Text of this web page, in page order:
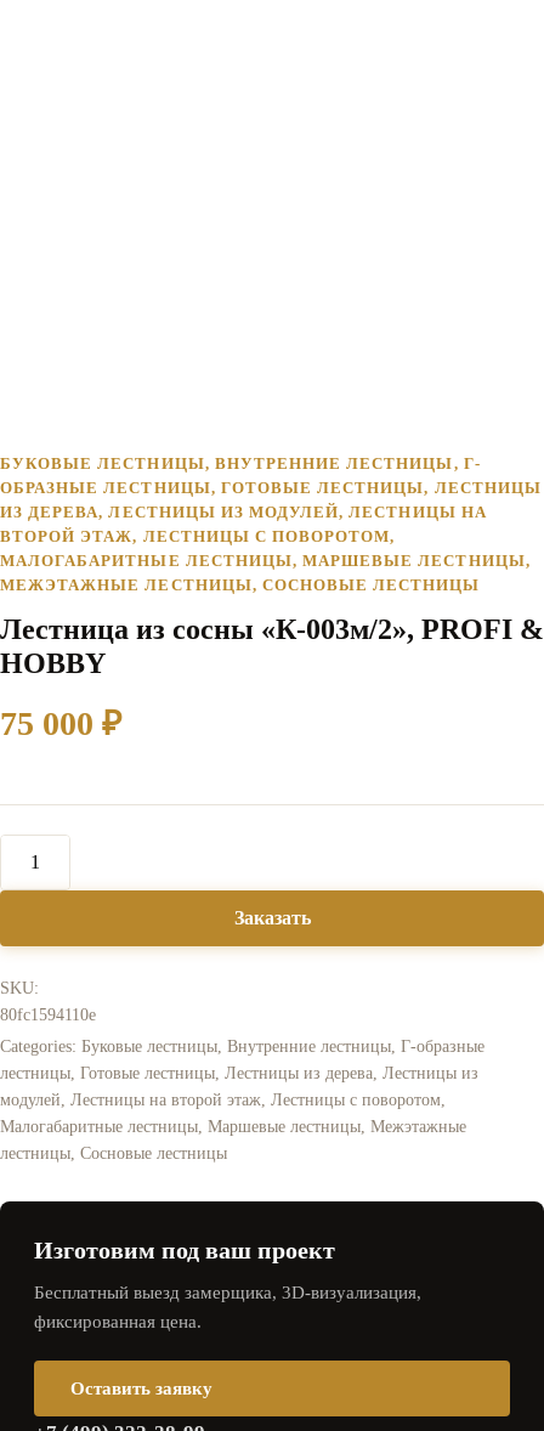
БУКОВЫЕ ЛЕСТНИЦЫ, ВНУТРЕННИЕ ЛЕСТНИЦЫ, Г-
ОБРАЗНЫЕ ЛЕСТНИЦЫ, ГОТОВЫЕ ЛЕСТНИЦЫ, ЛЕСТНИЦЫ
ИЗ ДЕРЕВА,ЛЕСТНИЦЫ ИЗ МОДУЛЕЙ,ЛЕСТНИЦЫ НА
ВТОРОЙ ЭТАЖ, ЛЕСТНИЦЫ С ПОВОРОТОМ,
МАЛОГАБАРИТНЫЕ ЛЕСТНИЦЫ,МАРШЕВЫЕ ЛЕСТНИЦЫ,
МЕЖЭТАЖНЫЕ ЛЕСТНИЦЫ, СОСНОВЫЕ ЛЕСТНИЦЫ
Лестница из сосны «К-003м/2», PROFI &
HOBBY
75 000 ₽
Заказать
SKU:
80fc1594110e
Categories: Буковые лестницы, Внутренние лестницы, Г-образные
лестницы, Готовые лестницы, Лестницы из дерева, Лестницы из
модулей, Лестницы на второй этаж, Лестницы с поворотом,
Малогабаритные лестницы, Маршевые лестницы, Межэтажные
лестницы, Сосновые лестницы
Изготовим под ваш проект
Бесплатный выезд замерщика, 3D‑визуализация,
фиксированная цена.
Оставить заявку